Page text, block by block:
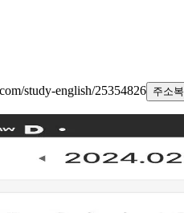
study-english/25354826 주소